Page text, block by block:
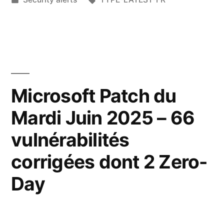
Microsoft Patch du
Mardi Juin 2025 – 66
vulnérabilités
corrigées dont 2 Zero-
Day